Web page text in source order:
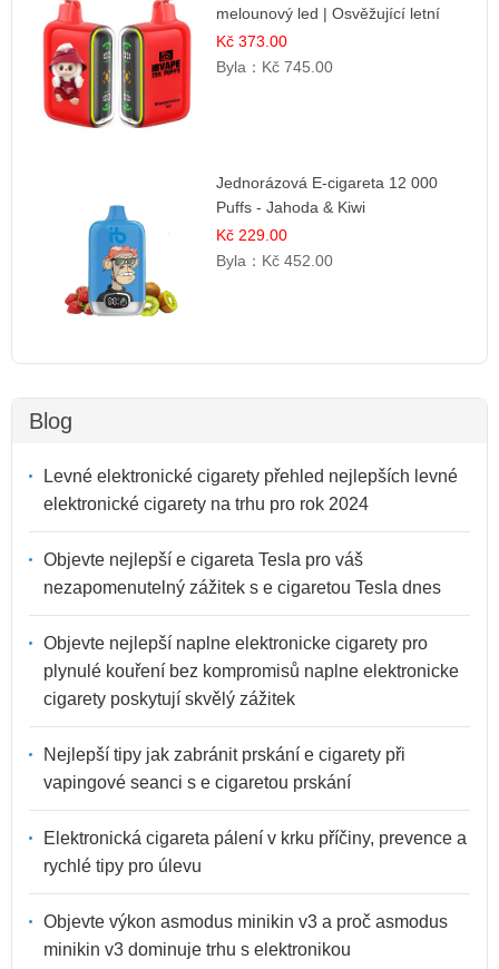
melounový led | Osvěžující letní
příchuť
Kč 373.00
Byla： Kč 745.00
Jednorázová E-cigareta 12 000
Puffs - Jahoda & Kiwi
Kč 229.00
Byla： Kč 452.00
Blog
Levné elektronické cigarety přehled nejlepších levné
elektronické cigarety na trhu pro rok 2024
Objevte nejlepší e cigareta Tesla pro váš
nezapomenutelný zážitek s e cigaretou Tesla dnes
Objevte nejlepší naplne elektronicke cigarety pro
plynulé kouření bez kompromisů naplne elektronicke
cigarety poskytují skvělý zážitek
Nejlepší tipy jak zabránit prskání e cigarety při
vapingové seanci s e cigaretou prskání
Elektronická cigareta pálení v krku příčiny, prevence a
rychlé tipy pro úlevu
Objevte výkon asmodus minikin v3 a proč asmodus
minikin v3 dominuje trhu s elektronikou